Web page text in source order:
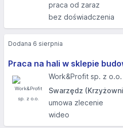
praca od zaraz
bez doświadczenia
Praca na hali w sklepie
Work&Profit sp. z o.o.
Swarzędz
umowa zlecenie
wideo
Dodana 6 sierpnia